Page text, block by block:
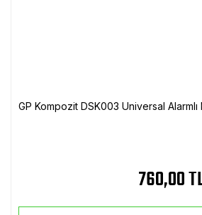
GP Kompozit DSK003 Universal
760,00